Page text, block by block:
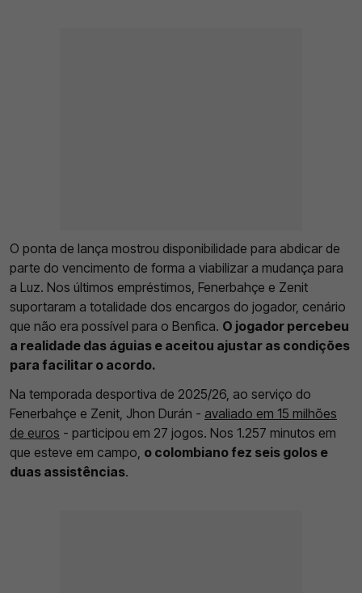
O ponta de lança mostrou disponibilidade para abdicar de
parte do vencimento de forma a viabilizar a mudança para
a Luz. Nos últimos empréstimos, Fenerbahçe e Zenit
suportaram a totalidade dos encargos do jogador, cenário
que não era possível para o Benfica. O jogador percebeu
a realidade das águias e aceitou ajustar as condições
para facilitar o acordo.
Na temporada desportiva de 2025/26, ao serviço do
Fenerbahçe e Zenit, Jhon Durán - avaliado em 15 milhões
de euros - participou em 27 jogos. Nos 1.257 minutos em
que esteve em campo, o colombiano fez seis golos e
duas assistências.